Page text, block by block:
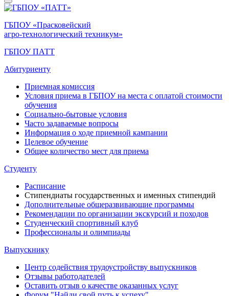
ГБПОУ «Прасковейский
агро-технологический техникум»
ГБПОУ ПАТТ
Абитуриенту
Приемная комиссия
Условия приема в ГБПОУ на места с оплатой стоимости
обучения
Социально-бытовые условия
Часто задаваемые вопросы
Информация о ходе приемной кампании
Целевое обучение
Общее количество мест для приема
Студенту
Расписание
Стипендиаты государственных и именных стипендий
Дополнительные общеразвивающие программы
Рекомендации по организации экскурсий и походов
Студенческий спортивный клуб
Профессионалы и олимпиады
Выпускнику
Центр содействия трудоустройству выпускников
Отзывы работодателей
Оставить отзыв о качестве оказанных услуг